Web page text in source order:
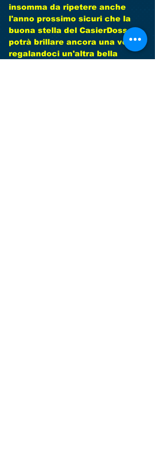
insomma da ripetere anche
l'anno prossimo sicuri che la
buona stella del CasierDosson
potrà brillare ancora una volta,
regalandoci un'altra bella